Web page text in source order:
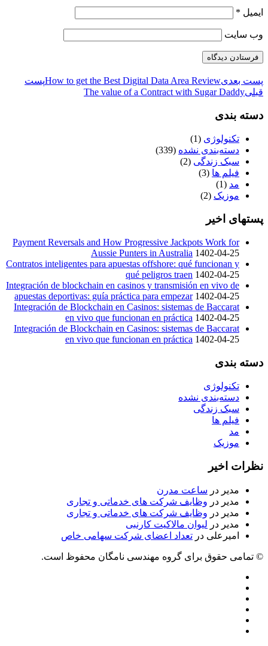
ایمیل *
وب‌ سایت
پست بعدیHow to get the Best Digital Data Area Reviewپست
قبلیThe value of a Contract with Sugar Daddy
دسته بندی
تکنولوژی (1)
دسته‌بندی نشده (339)
سبک زندگی (2)
فیلم ها (3)
مد (1)
موزیک (2)
پستهای اخیر
Payment Reversals and How Progressive Jackpots Work for
Aussie Punters in Australia 1402-04-25
Contratos inteligentes para apuestas offshore: qué funcionan y
qué peligros traen 1402-04-25
Integración de blockchain en casinos y transmisión en vivo de
apuestas deportivas: guía práctica para empezar 1402-04-25
Integración de Blockchain en Casinos: sistemas de Baccarat
en vivo que funcionan en práctica 1402-04-25
Integración de Blockchain en Casinos: sistemas de Baccarat
en vivo que funcionan en práctica 1402-04-25
دسته بندی
تکنولوژی
دسته‌بندی نشده
سبک زندگی
فیلم ها
مد
موزیک
نظرات اخیر
مدیر در ساعت مدرن
مدیر در وظایف شرکت های خدماتی و تجاری
مدیر در وظایف شرکت های خدماتی و تجاری
مدیر در لیوان مالاکیت کارنبی
امیرعلی در تعداد اعضای شرکت سهامی خاص
© تمامی حقوق برای گروه مهندسی نامگان محفوظ است.